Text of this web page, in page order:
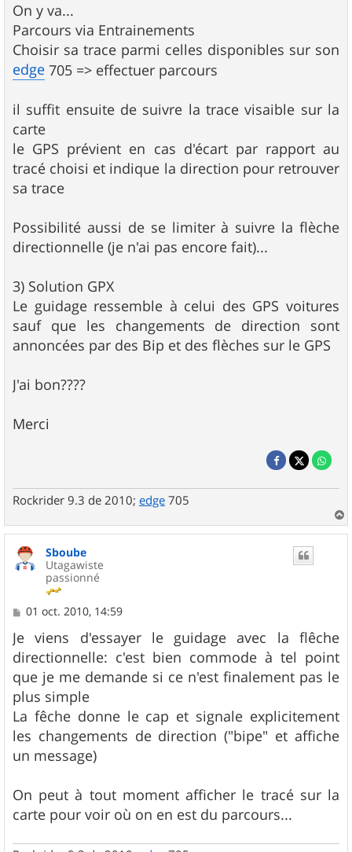
On y va...
Parcours via Entrainements
Choisir sa trace parmi celles disponibles sur son
edge 705 => effectuer parcours
il suffit ensuite de suivre la trace visaible sur la
carte
le GPS prévient en cas d'écart par rapport au
tracé choisi et indique la direction pour retrouver
sa trace
Possibilité aussi de se limiter à suivre la flèche
directionnelle (je n'ai pas encore fait)...
3) Solution GPX
Le guidage ressemble à celui des GPS voitures
sauf que les changements de direction sont
annoncées par des Bip et des flèches sur le GPS
J'ai bon????
Merci
Rockrider 9.3 de 2010; edge 705
a
u
Sboube
Utagawiste
passionné
M
s
s
a
g
e
01 oct. 2010, 14:59
Je viens d'essayer le guidage avec la flêche
directionnelle: c'est bien commode à tel point
que je me demande si ce n'est finalement pas le
plus simple
La fêche donne le cap et signale explicitement
les changements de direction ("bipe" et affiche
un message)
On peut à tout moment afficher le tracé sur la
carte pour voir où on en est du parcours...